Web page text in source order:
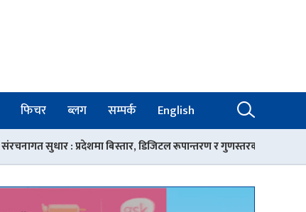
फिचर ब्लग सम्पर्क English
बिस्तार, डिजिटल रूपान्तरण र गुणस्तरको आधार रोकिएन चिकित्सक